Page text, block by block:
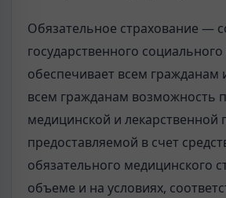
Обязательное страхование —
государственного
обеспечивает всем гражданам
всем гражданам возможность
медицинской и
предоставляемой в счет
обязательного медицинского
объеме и на условиях,